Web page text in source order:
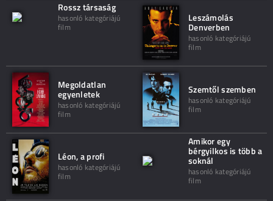
Rossz társaság
hasonló kategóriájú
film
Leszámolás
Denverben
hasonló kategóriájú
film
Megoldatlan
egyenletek
hasonló kategóriájú
film
Szemtől szemben
hasonló kategóriájú
film
Léon, a profi
hasonló kategóriájú
film
Amikor egy
bérgyilkos is több a
soknál
hasonló kategóriájú
film